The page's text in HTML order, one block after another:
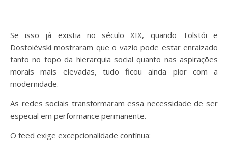
Se isso já existia no século XIX, quando Tolstói e
Dostoiévski mostraram que o vazio pode estar enraizado
tanto no topo da hierarquia social quanto nas aspirações
morais mais elevadas, tudo ficou ainda pior com a
modernidade.
As redes sociais transformaram essa necessidade de ser
especial em performance permanente.
O feed exige excepcionalidade contínua: